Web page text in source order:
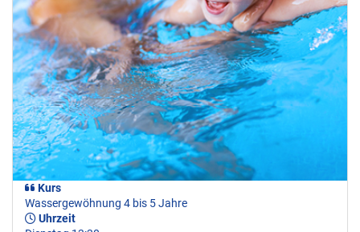
Kurs
Wassergewöhnung 4 bis 5 Jahre
Uhrzeit